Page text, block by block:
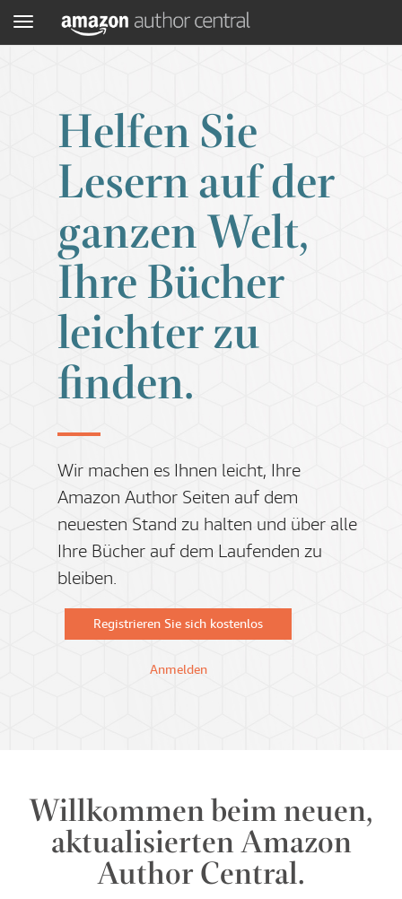
Menü
Helfen Sie
Lesern auf der
ganzen Welt,
Ihre Bücher
leichter zu
finden.
Wir machen es Ihnen leicht, Ihre
Amazon Author Seiten auf dem
neuesten Stand zu halten und über alle
Ihre Bücher auf dem Laufenden zu
bleiben.
Registrieren Sie sich kostenlos
Anmelden
Willkommen beim neuen,
aktualisierten Amazon
Author Central.